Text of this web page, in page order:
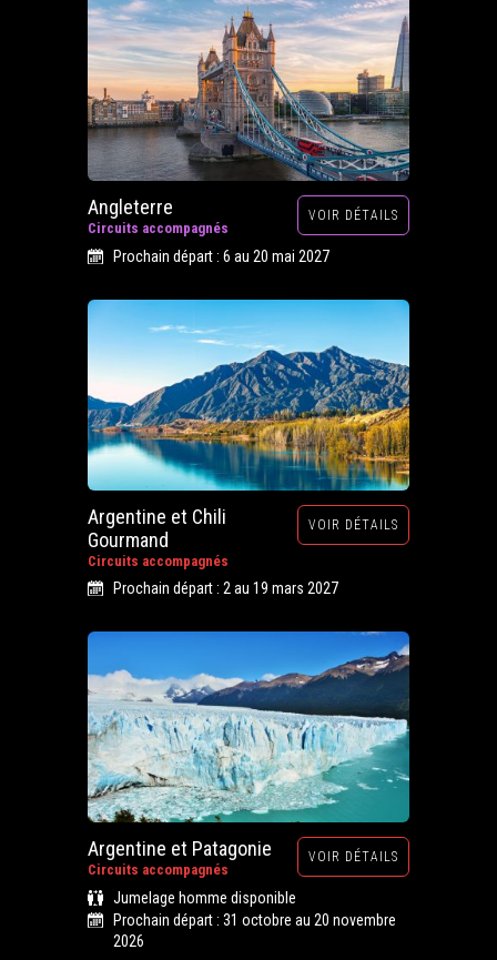
Angleterre
Circuits accompagnés
VOIR DÉTAILS
Prochain départ : 6 au 20 mai 2027
Argentine et Chili
Gourmand
Circuits accompagnés
VOIR DÉTAILS
Prochain départ : 2 au 19 mars 2027
Argentine et Patagonie
Circuits accompagnés
VOIR DÉTAILS
Jumelage homme disponible
Prochain départ : 31 octobre au 20 novembre
2026